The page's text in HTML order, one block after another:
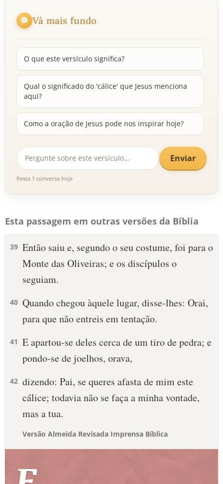
Vá mais fundo
O que este versículo significa?
Qual o significado do 'cálice' que Jesus menciona
aqui?
Como a oração de Jesus pode nos inspirar hoje?
Enviar
Resta 1 conversa hoje
Esta passagem em outras versões da Bíblia
39 Então saiu e, segundo o seu costume, foi para o
Monte das Oliveiras; e os discípulos o
seguiam.
40 Quando chegou àquele lugar, disse-lhes: Orai,
para que não entreis em tentação.
41 E apartou-se deles cerca de um tiro de pedra; e
pondo-se de joelhos, orava,
42 dizendo: Pai, se queres afasta de mim este
cálice; todavia não se faça a minha vontade,
mas a tua.
Versão Almeida Revisada Imprensa Bíblica